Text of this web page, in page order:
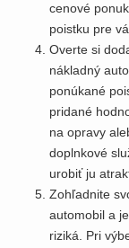
cenové
poistku pre
Overte si
nákladný
ponúkané
pridané
na opravy
doplnkové
urobiť ju
Zohľadnite
automobil a
riziká. Pri